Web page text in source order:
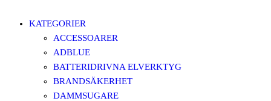
KATEGORIER
ACCESSOARER
ADBLUE
BATTERIDRIVNA ELVERKTYG
BRANDSÄKERHET
DAMMSUGARE